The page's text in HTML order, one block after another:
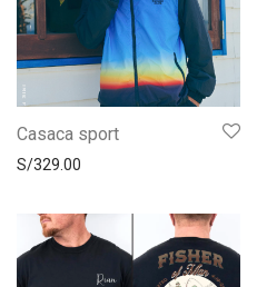
Casaca sport
S/329.00